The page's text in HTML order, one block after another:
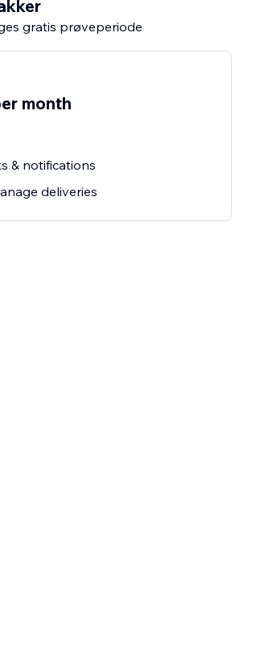
gratis prøveperiode
month
& notifications
deliveries